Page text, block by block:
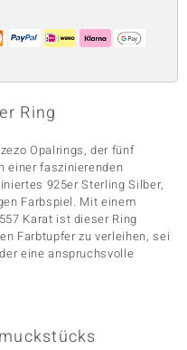
Ring
Opalrings, der fünf
einer faszinierenden
925er Sterling Silber,
Farbspiel. Mit einem
Karat ist dieser Ring
Farbtupfer zu verleihen, sei
eine anspruchsvolle